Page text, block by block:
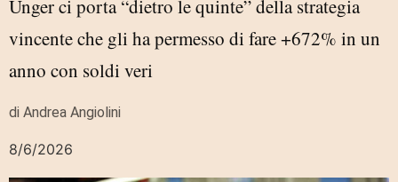
Unger ci porta “dietro le quinte” della strategia
vincente che gli ha permesso di fare +672% in un
anno con soldi veri
di Andrea Angiolini
8/6/2026